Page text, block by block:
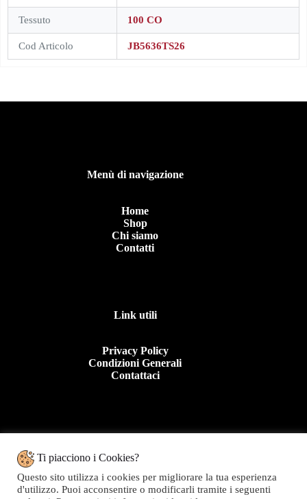
Tessuto 100 CO
Cod Articolo JB5636TS26
Menù di navigazione
Home
Shop
Chi siamo
Contatti
Link utili
Privacy Policy
Condizioni Generali
Contattaci
Tel: +39 0963 44950
E.mail:info@topolinomoda.it
Ti piacciono i Cookies?
Questo sito utilizza i cookies per migliorare la tua esperienza
d'utilizzo. Puoi acconsentire o modificarli tramite i seguenti